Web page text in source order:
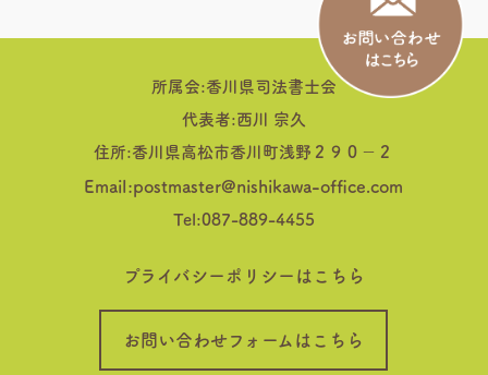
所属会:香川県司法書士会
代表者:西川 宗久
住所:香川県高松市香川町浅野２９０−２
Email:postmaster@nishikawa-office.com
Tel:087-889-4455
プライバシーポリシーはこちら
お問い合わせフォームはこちら